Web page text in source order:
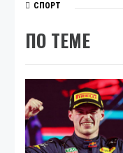
СПОРТ
ПО ТЕМЕ